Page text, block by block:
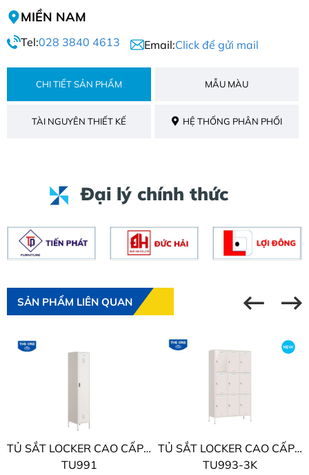
MIỀN NAM
Tel:028 3840 4613 Email:Click để gửi mail
CHI TIẾT SẢN PHẨM MẪU MÀU
TÀI NGUYÊN THIẾT KẾ HỆ THỐNG PHÂN PHỐI
Đại lý chính thức
SẢN PHẨM LIÊN QUAN
TỦ SẮT LOCKER CAO CẤP THE ONE
TU991
TỦ SẮT LOCKER CAO CẤP THE ONE
TU993-3K